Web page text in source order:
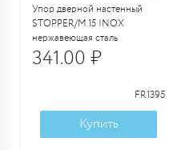
Упор дверной настенный
STOPPER/M.15 INOX
нержавеющая сталь
341.00 ₽
FR1395
Купить